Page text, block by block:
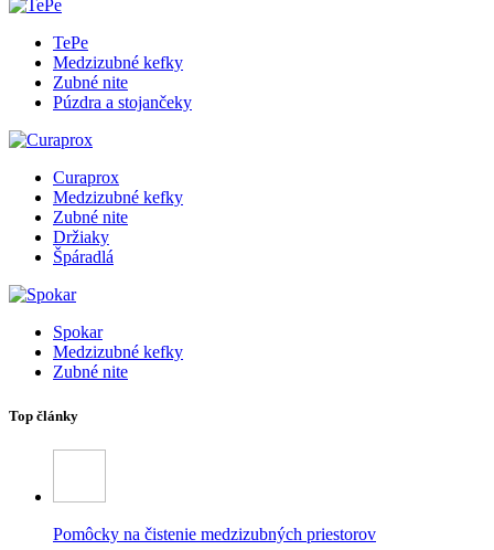
TePe
Medzizubné kefky
Zubné nite
Púzdra a stojančeky
Curaprox
Medzizubné kefky
Zubné nite
Držiaky
Špáradlá
Spokar
Medzizubné kefky
Zubné nite
Top články
Pomôcky na čistenie medzizubných priestorov